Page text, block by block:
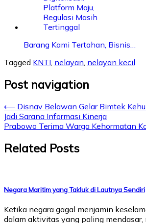
Barang Kami Tertahan, Bisnis…
Tagged KNTI, nelayan, nelayan kecil
Post navigation
⟵ Disnav Belawan Gelar Bimtek
Jadi Sarana Informasi Kinerja
Prabowo Terima Warga Kehormatan
Related Posts
Negara Maritim yang Takluk di Lautnya Sendiri
Ketika negara gagal menjamin
dalam aktivitas yang paling mendasar,